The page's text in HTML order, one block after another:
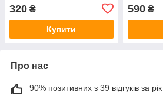
320 ₴
Купити
590₴
Про нас
90% позитивних з 39 відгуків за рік